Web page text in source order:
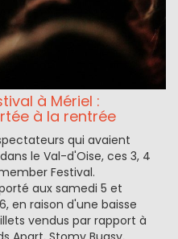
à Mériel :
à la rentrée
qui avaient
le Val-d'Oise, ces 3, 4
Festival.
aux samedi 5 et
en raison d'une baisse
vendus par rapport à